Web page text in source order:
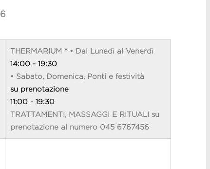
THERMARIUM * • Dal Lunedì al Venerdì
14:00 - 19:30
• Sabato, Domenica, Ponti e festività
su prenotazione
11:00 - 19:30
TRATTAMENTI, MASSAGGI E RITUALI su
prenotazione al numero 045 6767456